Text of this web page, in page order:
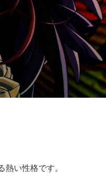
い性格です。